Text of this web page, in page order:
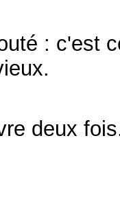
: c'est
deux